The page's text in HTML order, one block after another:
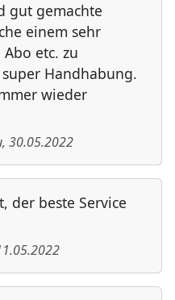
gut gemachte
einem sehr
etc. zu
Handhabung.
wieder
, 30.05.2022
der beste Service